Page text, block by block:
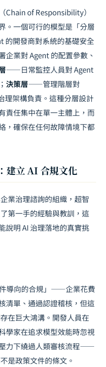
Chain of Responsibility）
。一個可行的模型是「分層
開發商對系統的基礎安全
業對 Agent 的配置參數、
——日常監控人員對 Agent
決策層——管理階層對
理架構負責。這種分層設計
責任集中在單一主體上，而
，確保在任何故障情境下都
建立 AI 合規文化
業治理諮詢的組織，超智
第一手的經驗與教訓，這
說明 AI 治理落地的真實挑
導向的合規」——企業花費
清單、通過認證稽核，但這
在巨大鴻溝。開發人員在
學家在追求模型效能時忽視
力下繞過人類審核流程——
是政策文件的條文。